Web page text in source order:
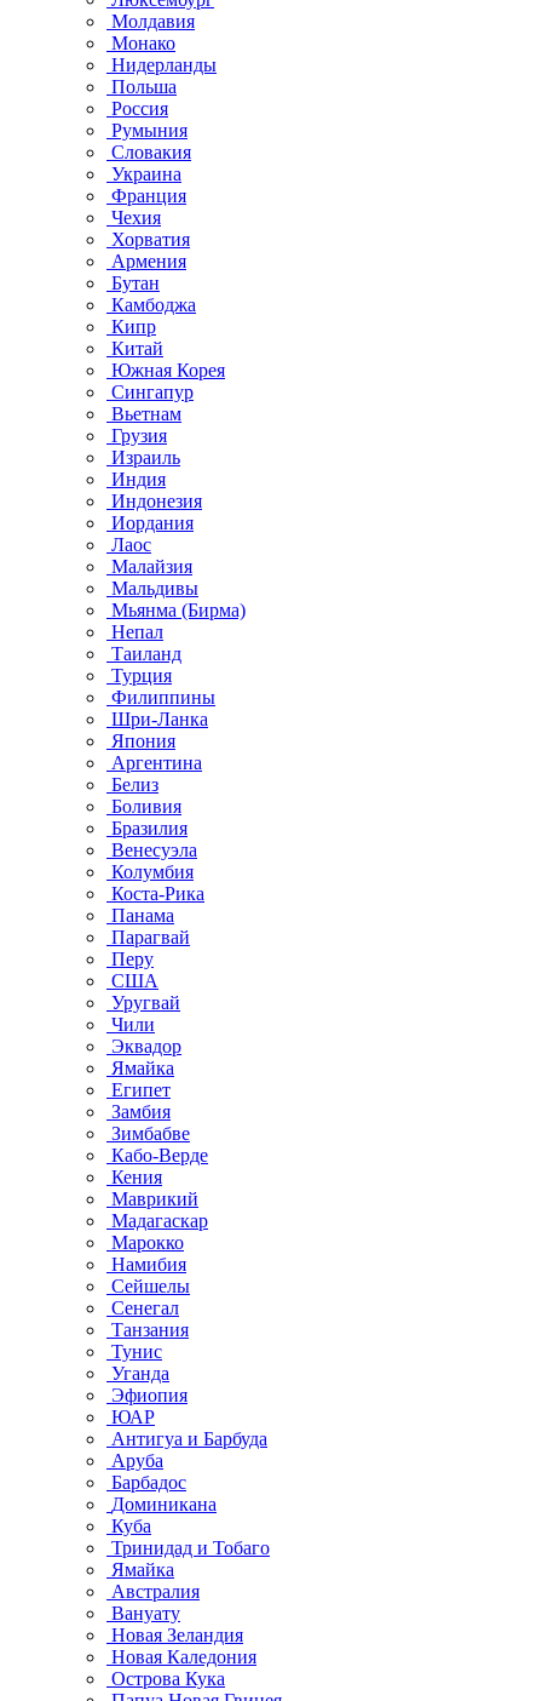
Молдавия
Монако
Нидерланды
Польша
Россия
Румыния
Словакия
Украина
Франция
Чехия
Хорватия
Армения
Бутан
Камбоджа
Кипр
Китай
Южная Корея
Сингапур
Вьетнам
Грузия
Израиль
Индия
Индонезия
Иордания
Лаос
Малайзия
Мальдивы
Мьянма (Бирма)
Непал
Таиланд
Турция
Филиппины
Шри-Ланка
Япония
Аргентина
Белиз
Боливия
Бразилия
Венесуэла
Колумбия
Коста-Рика
Панама
Парагвай
Перу
США
Уругвай
Чили
Эквадор
Ямайка
Египет
Замбия
Зимбабве
Кабо-Верде
Кения
Маврикий
Мадагаскар
Марокко
Намибия
Сейшелы
Сенегал
Танзания
Тунис
Уганда
Эфиопия
ЮАР
Антигуа и Барбуда
Аруба
Барбадос
Доминикана
Куба
Тринидад и Тобаго
Ямайка
Австралия
Вануату
Новая Зеландия
Новая Каледония
Острова Кука